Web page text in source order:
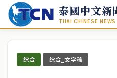
泰國中文新
THAI CHINESE NEWS
綜合 綜合_文字稿